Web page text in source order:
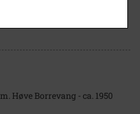
Lykkebjergvej 5, Høve
Høve Borrevang - ca. 1950